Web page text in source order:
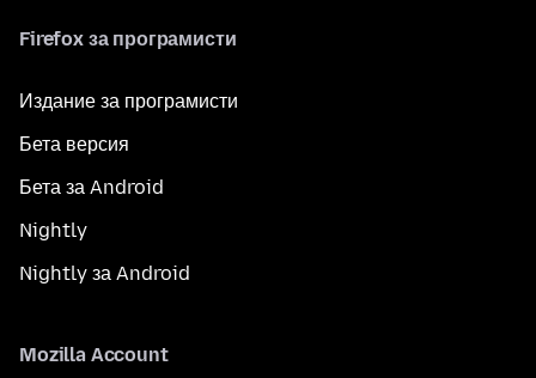
Firefox за програмисти
Издание за програмисти
Бета версия
Бета за Android
Nightly
Nightly за Android
Mozilla Account